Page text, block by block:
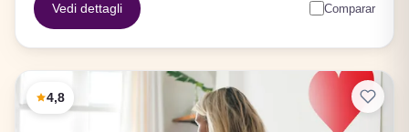
Vedi dettagli Comparar
4,8